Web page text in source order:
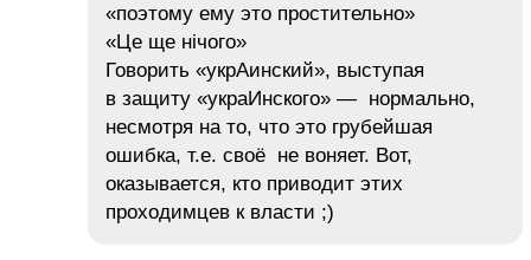
«поэтому ему это простительно»
«Це ще нічого»
Говорить «укрАинский», выступая
в защиту «украИнского» — нормально,
несмотря на то, что это грубейшая
ошибка, т.е. своё не воняет. Вот,
оказывается, кто приводит этих
проходимцев к власти ;)